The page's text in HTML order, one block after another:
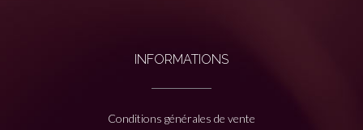
INFORMATIONS
Conditions générales de vente